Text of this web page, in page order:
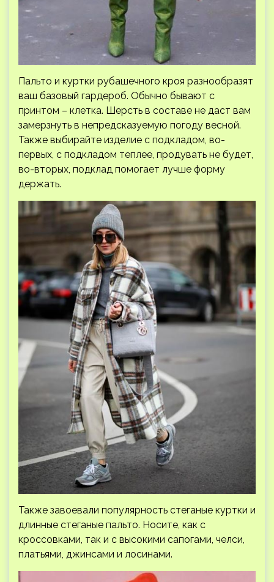
Пальто и куртки рубашечного кроя разнообразят
ваш базовый гардероб. Обычно бывают с
принтом – клетка. Шерсть в составе не даст вам
замерзнуть в непредсказуемую погоду весной.
Также выбирайте изделие с подкладом, во-
первых, с подкладом теплее, продувать не будет,
во-вторых, подклад помогает лучше форму
держать.
Также завоевали популярность стеганые куртки и
длинные стеганые пальто. Носите, как с
кроссовками, так и с высокими сапогами, челси,
платьями, джинсами и лосинами.